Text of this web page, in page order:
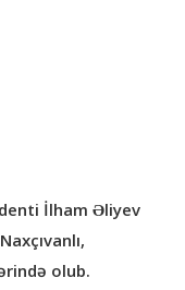
İlham Əliyev
olub.